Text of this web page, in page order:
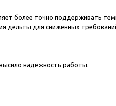
более точно поддерживать
дельты для сниженных
надежность работы.